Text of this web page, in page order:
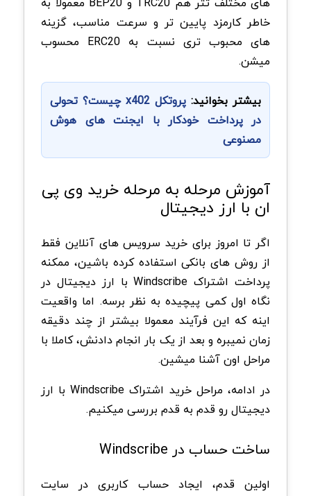
خاطر کارمزد پایین تر و سرعت مناسب، گزینه
های محبوب تری نسبت به ERC20 محسوب
میشن.
بیشتر بخوانید:
پروتکل x402 چیست؟ تحولی
در پرداخت خودکار با ایجنت های هوش
مصنوعی
آموزش مرحله به مرحله خرید وی پی
ان با ارز دیجیتال
اگر تا امروز برای خرید سرویس های آنلاین فقط
از روش های بانکی استفاده کرده باشین، ممکنه
پرداخت اشتراک Windscribe با ارز دیجیتال در
نگاه اول کمی پیچیده به نظر برسه. اما واقعیت
اینه که این فرآیند معمولا بیشتر از چند دقیقه
زمان نمیبره و بعد از یک بار انجام دادنش، کاملا با
مراحل اون آشنا میشین.
در ادامه، مراحل خرید اشتراک Windscribe با ارز
دیجیتال رو قدم به قدم بررسی میکنیم.
ساخت حساب در Windscribe
اولین قدم، ایجاد حساب کاربری در سایت